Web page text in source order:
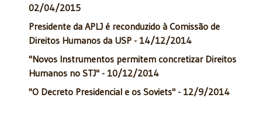
02/04/2015
Presidente da APLJ é reconduzido à Comissão de
Direitos Humanos da USP - 14/12/2014
"Novos Instrumentos permitem concretizar Direitos
Humanos no STJ" - 10/12/2014
"O Decreto Presidencial e os Soviets" - 12/9/2014